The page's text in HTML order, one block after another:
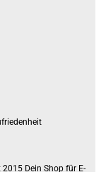
Dein Shop für E-